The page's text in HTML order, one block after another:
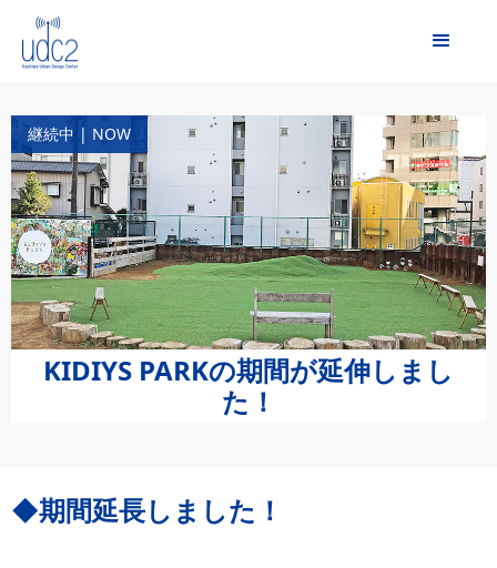
継続中 | NOW
KIDIYS PARKの期間が延伸しまし
た！
◆期間延長しました！